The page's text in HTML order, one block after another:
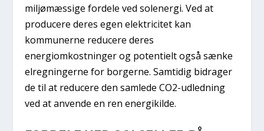
miljømæssige fordele ved solenergi. Ved at
producere deres egen elektricitet kan
kommunerne reducere deres
energiomkostninger og potentielt også sænke
elregningerne for borgerne. Samtidig bidrager
de til at reducere den samlede CO2-udledning
ved at anvende en ren energikilde.